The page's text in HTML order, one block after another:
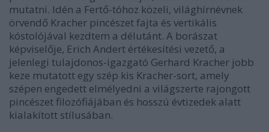
mutatni. Idén a Fertő-tóhoz közeli, világhírnévnek
örvendő Kracher pincészet fajta és vertikális
kóstolójával kezdtem a délutánt. A borászat
képviselője, Erich Andert értékesítési vezető, a
jelenlegi tulajdonos-igazgató Gerhard Kracher jobb
keze mutatott egy szép kis Kracher-sort, amely
szépen engedett elmélyedni a világszerte rajongott
pincészet filozófiájában és hosszú évtizedek alatt
kialakított stílusában.